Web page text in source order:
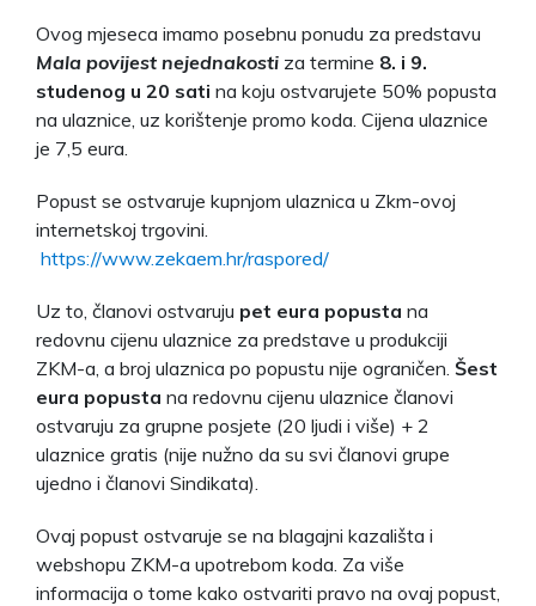
Ovog mjeseca imamo posebnu ponudu za predstavu
Mala povijest nejednakosti za termine 8. i 9.
studenog u 20 sati na koju ostvarujete 50% popusta
na ulaznice, uz korištenje promo koda. Cijena ulaznice
je 7,5 eura.
Popust se ostvaruje kupnjom ulaznica u Zkm-ovoj
internetskoj trgovini.
https://www.zekaem.hr/raspored/
Uz to, članovi ostvaruju pet eura popusta na
redovnu cijenu ulaznice za predstave u produkciji
ZKM-a, a broj ulaznica po popustu nije ograničen. Šest
eura popusta na redovnu cijenu ulaznice članovi
ostvaruju za grupne posjete (20 ljudi i više) + 2
ulaznice gratis (nije nužno da su svi članovi grupe
ujedno i članovi Sindikata).
Ovaj popust ostvaruje se na blagajni kazališta i
webshopu ZKM-a upotrebom koda. Za više
informacija o tome kako ostvariti pravo na ovaj popust,